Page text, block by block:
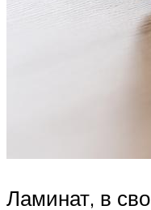
Ламинат, в